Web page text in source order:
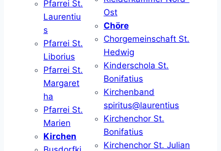
Pfarrei St.
Laurentiu
s
Pfarrei St.
Liborius
Pfarrei St.
Margaret
ha
Pfarrei St.
Marien
Kirchen
Ost
Chöre
Chorgemeinschaft St.
Hedwig
Kinderschola St.
Bonifatius
Kirchenband
spiritus@laurentius
Kirchenchor St.
Bonifatius
Kirchenchor St. Julian